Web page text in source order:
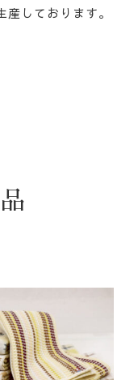
しております。